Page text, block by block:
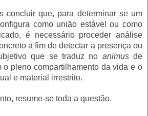
concluir que, para determinar se um
como união estável ou como
é necessário proceder análise
a fim de detectar a presença ou
que se traduz no animusde
o pleno compartilhamento da vida e o
e material irrestrito.
resume-se toda a questão.